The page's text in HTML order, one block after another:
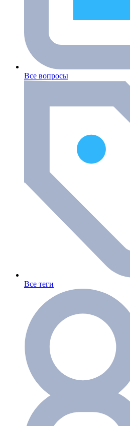
Все вопросы
Все теги